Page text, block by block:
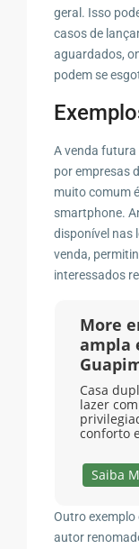
geral. Isso
casos de
aguardados,
podem se
A venda
por empresas
muito comum
smartphone.
disponível nas
venda,
interessados
More
ampla
Casa
lazer
conforto
Saiba
Outro exemplo
autor